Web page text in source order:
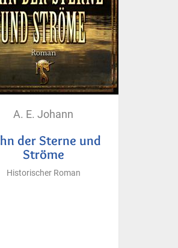
A. E. Johann
der Sterne und
Ströme
Historischer Roman